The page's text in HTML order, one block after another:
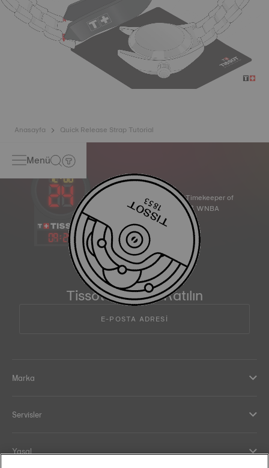
Anasayfa Quick Release Strap Tutorial
Menü
09:24
Official Timekeeper of
the NBA & WNBA
Tissot Ailesi'ne Katılın
E-POSTA ADRESİ
Marka
Servisler
Yasal